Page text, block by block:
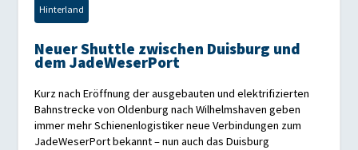
Hinterland
Neuer Shuttle zwischen Duisburg und
dem JadeWeserPort
Kurz nach Eröffnung der ausgebauten und elektrifizierten
Bahnstrecke von Oldenburg nach Wilhelmshaven geben
immer mehr Schienenlogistiker neue Verbindungen zum
JadeWeserPort bekannt – nun auch das Duisburg